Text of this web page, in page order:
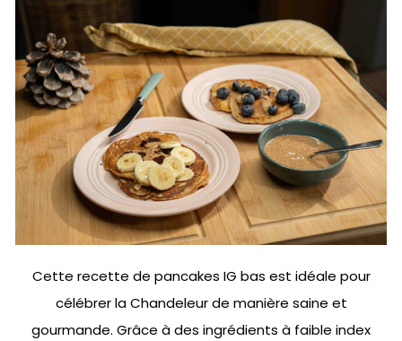
Cette recette de pancakes IG bas est idéale pour
célébrer la Chandeleur de manière saine et
gourmande. Grâce à des ingrédients à faible index